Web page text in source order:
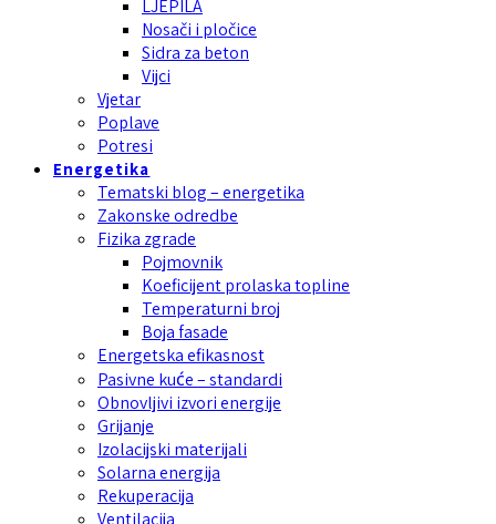
LJEPILA
Nosači i pločice
Sidra za beton
Vijci
Vjetar
Poplave
Potresi
Energetika
Tematski blog – energetika
Zakonske odredbe
Fizika zgrade
Pojmovnik
Koeficijent prolaska topline
Temperaturni broj
Boja fasade
Energetska efikasnost
Pasivne kuće – standardi
Obnovljivi izvori energije
Grijanje
Izolacijski materijali
Solarna energija
Rekuperacija
Ventilacija